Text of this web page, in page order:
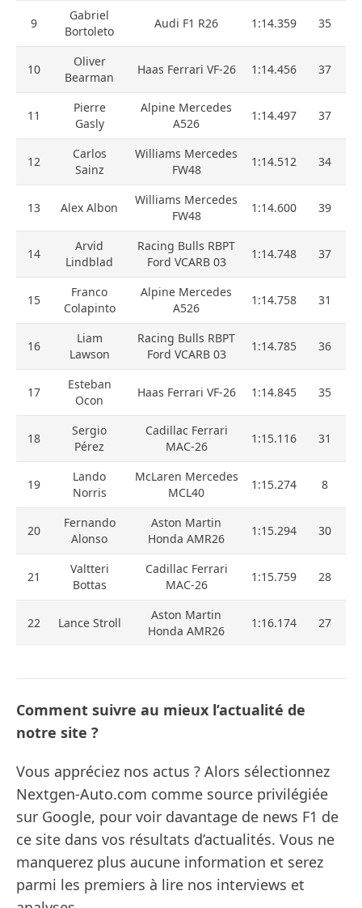
9
Gabriel
Bortoleto
Audi F1 R26 1:14.359 35
10
Oliver
Bearman
Haas Ferrari VF-26 1:14.456 37
11
Pierre
Gasly
Alpine Mercedes
A526
1:14.497 37
12
Carlos
Sainz
Williams Mercedes
FW48
1:14.512 34
13 Alex Albon
Williams Mercedes
FW48
1:14.600 39
14
Arvid
Lindblad
Racing Bulls RBPT
Ford VCARB 03
1:14.748 37
15
Franco
Colapinto
Alpine Mercedes
A526
1:14.758 31
16
Liam
Lawson
Racing Bulls RBPT
Ford VCARB 03
1:14.785 36
17
Esteban
Ocon
Haas Ferrari VF-26 1:14.845 35
18
Sergio
Pérez
Cadillac Ferrari
MAC-26
1:15.116 31
19
Lando
Norris
McLaren Mercedes
MCL40
1:15.274 8
20
Fernando
Alonso
Aston Martin
Honda AMR26
1:15.294 30
21
Valtteri
Bottas
Cadillac Ferrari
MAC-26
1:15.759 28
22 Lance Stroll
Aston Martin
Honda AMR26
1:16.174 27
Comment suivre au mieux l’actualité de
notre site ?
Vous appréciez nos actus ? Alors sélectionnez
Nextgen-Auto.com comme source privilégiée
sur Google, pour voir davantage de news F1 de
ce site dans vos résultats d’actualités. Vous ne
manquerez plus aucune information et serez
parmi les premiers à lire nos interviews et